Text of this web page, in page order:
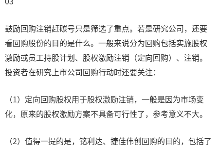
鼓励回购注销赶碳号只是筛选了重点。若是研究公司，还要
看回购股份的目的是什么。一般来说分为回购包括实施股权
激励或员工持股计划、股权激励注销（定向回购）、注销。
投资者在研究上市公司回购行动时还要关注：
（1）定向回购股权用于股权激励注销，一般是因为市场变
化，原来的股权激励方案不具备可行性了，参考意义不大。
（2）值得一提的是，铭利达、捷佳伟创回购的目的，包括了